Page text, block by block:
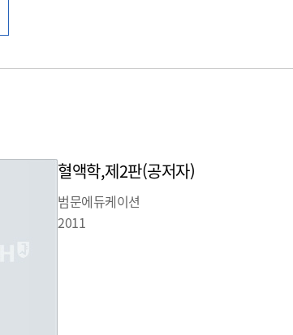
혈액학,제2판(공저자)
범문에듀케이션
2011